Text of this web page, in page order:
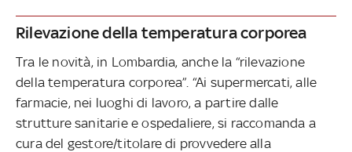
Rilevazione della temperatura corporea
Tra le novità, in Lombardia, anche la “rilevazione
della temperatura corporea”. “Ai supermercati, alle
farmacie, nei luoghi di lavoro, a partire dalle
strutture sanitarie e ospedaliere, si raccomanda a
cura del gestore/titolare di provvedere alla